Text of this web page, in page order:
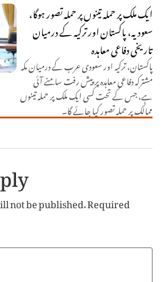
ایک ملک پر حملہ تینوں پر حملہ تصور ہوگا،
سعودیہ، پاکستان اور ترکیہ کے درمیان
تاریخی دفاعی معاہدہ
پاکستان، ترکیہ اور سعودی عرب کے درمیان مکہ
مشترکہ دفاعی معاہدہ پر پیش رفت سامنے آئی
ہے، جس کے تحت کسی ایک ملک پر حملہ تینوں
ممالک پر حملہ تصور کیا جائے گا۔
not be published.Required